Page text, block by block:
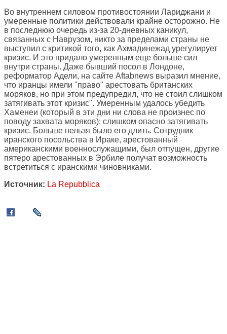
Во внутреннем силовом противостоянии Лариджани и
умеренные политики действовали крайне осторожно. Не
в последнюю очередь из-за 20-дневных каникул,
связанных с Наврузом, никто за пределами страны не
выступил с критикой того, как Ахмадинежад урегулирует
кризис. И это придало умеренным еще больше сил
внутри страны. Даже бывший посол в Лондоне,
реформатор Адели, на сайте Aftabnews выразил мнение,
что иранцы имели "право" арестовать британских
моряков, но при этом предупредил, что не стоил слишком
затягивать этот кризис". Умеренным удалось убедить
Хаменеи (который в эти дни ни слова не произнес по
поводу захвата моряков): слишком опасно затягивать
кризис. Больше нельзя было его длить. Сотрудник
иранского посольства в Ираке, арестованный
американскими военнослужащими, был отпущен, другие
пятеро арестованных в Эрбиле получат возможность
встретиться с иранскими чиновниками.
Источник: La Repubblica